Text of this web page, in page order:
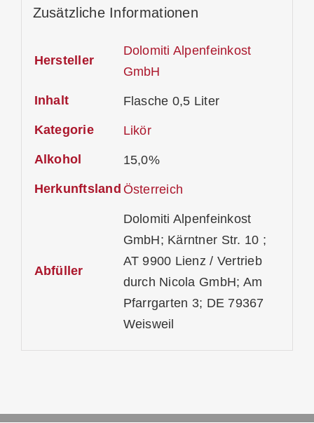
Zusätzliche Informationen
Hersteller
Dolomiti Alpenfeinkost
GmbH
Inhalt Flasche 0,5 Liter
Kategorie Likör
Alkohol 15,0%
Herkunftsland Österreich
Abfüller
Dolomiti Alpenfeinkost
GmbH; Kärntner Str. 10 ;
AT 9900 Lienz / Vertrieb
durch Nicola GmbH; Am
Pfarrgarten 3; DE 79367
Weisweil